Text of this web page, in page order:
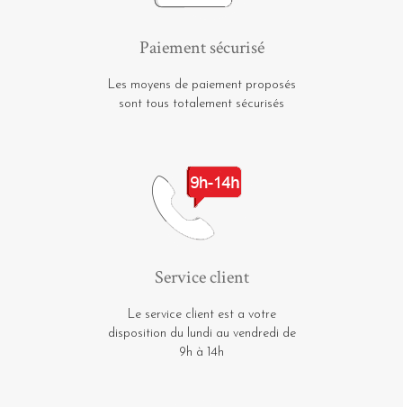
Paiement sécurisé
Les moyens de paiement proposés
sont tous totalement sécurisés
Service client
Le service client est a votre
disposition du lundi au vendredi de
9h à 14h